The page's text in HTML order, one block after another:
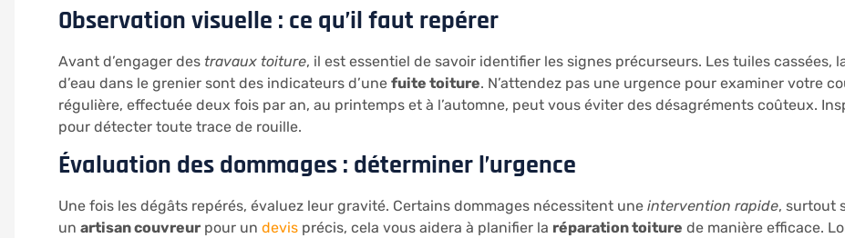
Observation visuelle : ce qu’il faut repérer
Avant d’engager des travaux toiture, il est essentiel de savoir identifier les signes précurseurs. Les tuiles cassées,
d’eau dans le grenier sont des indicateurs d’une fuite toiture. N’attendez pas une urgence pour examiner votre
régulière, effectuée deux fois par an, au printemps et à l’automne, peut vous éviter des désagréments coûteux.
pour détecter toute trace de rouille.
Évaluation des dommages : déterminer l’urgence
Une fois les dégâts repérés, évaluez leur gravité. Certains dommages nécessitent une intervention rapide, surtout
un artisan couvreur pour un devis précis, cela vous aidera à planifier la réparation toiture de manière efficace.